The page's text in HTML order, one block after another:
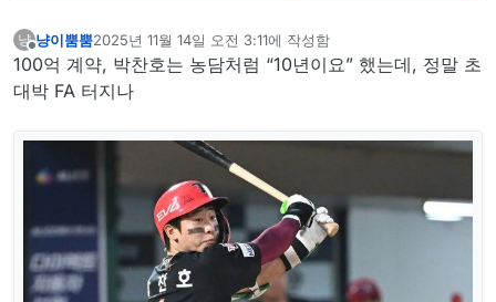
냥
오프라인
냥이뿜뿜2025년 11월 14일 오전 3:11에 작성함
마지막 수정자:
100억 계약, 박찬호는 농담처럼 “10년이요” 했는데, 정말 초
대박 FA 터지나